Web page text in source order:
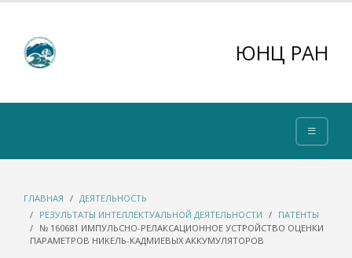
ЮНЦ РАН
ГЛАВНАЯ
ДЕЯТЕЛЬНОСТЬ
РЕЗУЛЬТАТЫ ИНТЕЛЛЕКТУАЛЬНОЙ ДЕЯТЕЛЬНОСТИ
ПАТЕНТЫ
№ 160681 ИМПУЛЬСНО-РЕЛАКСАЦИОННОЕ УСТРОЙСТВО ОЦЕНКИ
ПАРАМЕТРОВ НИКЕЛЬ-КАДМИЕВЫХ АККУМУЛЯТОРОВ